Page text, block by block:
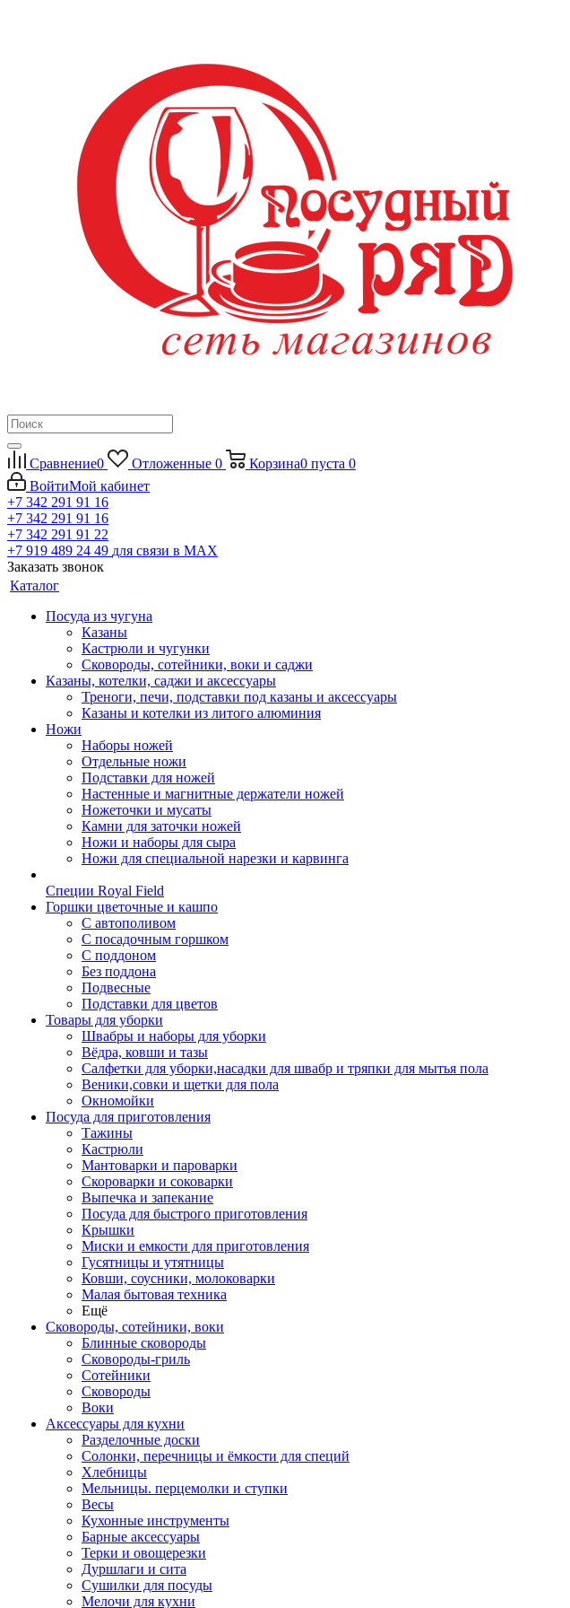
Сравнение0 Отложенные 0 Корзина0 пуста 0
ВойтиМой кабинет
+7 342 291 91 16
+7 342 291 91 16
+7 342 291 91 22
+7 919 489 24 49 для связи в МАХ
Заказать звонок
Каталог
Посуда из чугуна
Казаны
Кастрюли и чугунки
Сковороды, сотейники, воки и саджи
Казаны, котелки, саджи и аксессуары
Треноги, печи, подставки под казаны и аксессуары
Казаны и котелки из литого алюминия
Ножи
Наборы ножей
Отдельные ножи
Подставки для ножей
Настенные и магнитные держатели ножей
Ножеточки и мусаты
Камни для заточки ножей
Ножи и наборы для сыра
Ножи для специальной нарезки и карвинга
Специи Royal Field
Горшки цветочные и кашпо
С автополивом
С посадочным горшком
С поддоном
Без поддона
Подвесные
Подставки для цветов
Товары для уборки
Швабры и наборы для уборки
Вёдра, ковши и тазы
Салфетки для уборки,насадки для швабр и тряпки для мытья пола
Веники,совки и щетки для пола
Окномойки
Посуда для приготовления
Тажины
Кастрюли
Мантоварки и пароварки
Скороварки и соковарки
Выпечка и запекание
Посуда для быстрого приготовления
Крышки
Миски и емкости для приготовления
Гусятницы и утятницы
Ковши, соусники, молоковарки
Малая бытовая техника
Ещё
Сковороды, сотейники, воки
Блинные сковороды
Сковороды-гриль
Сотейники
Сковороды
Воки
Аксессуары для кухни
Разделочные доски
Солонки, перечницы и ёмкости для специй
Хлебницы
Мельницы. перцемолки и ступки
Весы
Кухонные инструменты
Барные аксессуары
Терки и овощерезки
Дуршлаги и сита
Сушилки для посуды
Мелочи для кухни